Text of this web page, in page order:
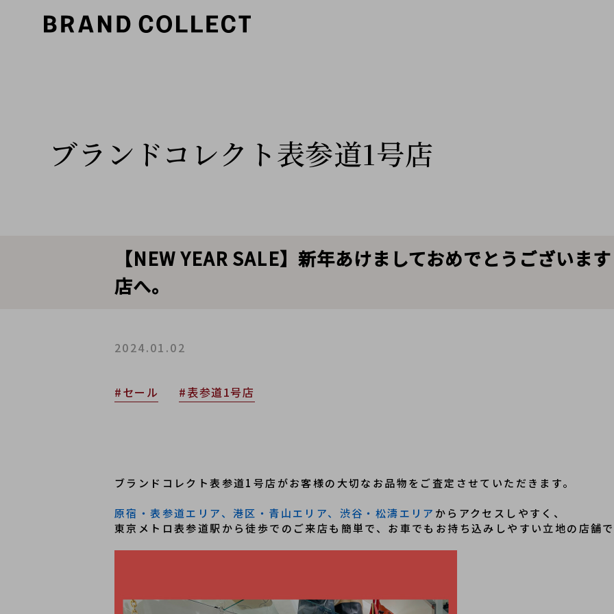
ブランドコレクト表参道1号店
【NEW YEAR SALE】新年あけましておめでとうございま
店へ。
2024.01.02
#セール #表参道1号店
ブランドコレクト表参道1号店がお客様の大切なお品物をご査定させていただきます。
原宿・表参道エリア、港区・青山エリア、渋谷・松濤エリア からアクセスしやすく、
東京メトロ表参道駅から徒歩でのご来店も簡単で、お車でもお持ち込みしやすい立地の店舗で